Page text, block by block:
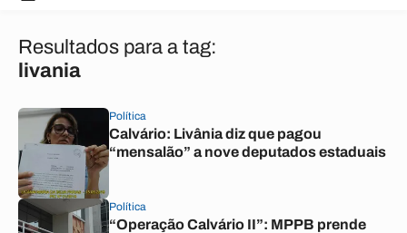
Resultados para a tag:
livania
Política
Calvário: Livânia diz que pagou
“mensalão” a nove deputados estaduais
Política
“Operação Calvário II”: MPPB prende